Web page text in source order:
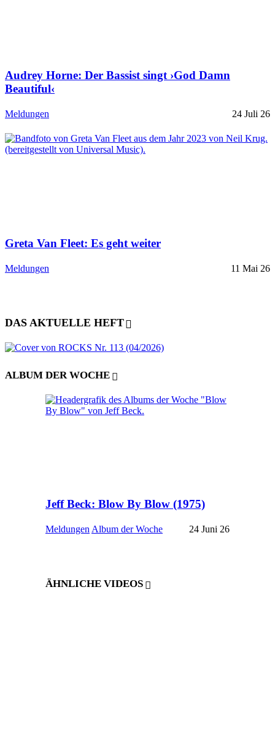
Audrey Horne: Der Bassist singt ›God Damn
Beautiful‹
Meldungen 24 Juli 26
Greta Van Fleet: Es geht weiter
Meldungen 11 Mai 26
DAS AKTUELLE HEFT
ALBUM DER WOCHE
Jeff Beck: Blow By Blow (1975)
Meldungen Album der Woche 24 Juni 26
ÄHNLICHE VIDEOS